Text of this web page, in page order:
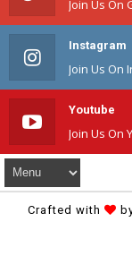
Join Us On
Instagram
Join Us On
Youtube
Join Us On
Crafted with